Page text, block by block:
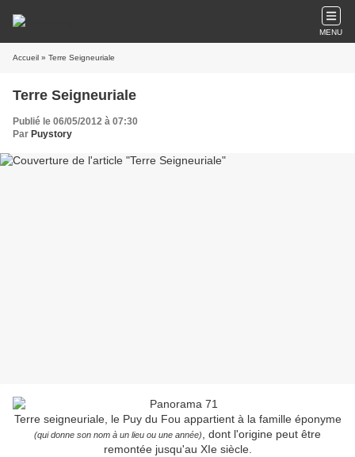
MENU
Accueil » Terre Seigneuriale
Terre Seigneuriale
Publié le 06/05/2012 à 07:30
Par Puystory
Terre seigneuriale, le Puy du Fou appartient à la famille éponyme
(qui donne son nom à un lieu ou une année)
, dont l'origine peut être
remontée jusqu'au XIe siècle.